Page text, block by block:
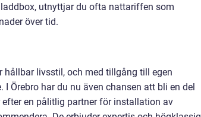
utnyttjar du ofta nattariffen som
över tid.
hållbar livsstil, och med tillgång till egen
Örebro har du nu även chansen att bli en del
en pålitlig partner för installation av